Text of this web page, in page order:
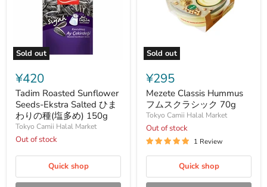
Sold out
Roasted
Sunflower
Seeds-
Ekstra
Salted
ひ
ま
わ
の
(塩
¥420
Tadim Roasted Sunflower
Seeds-Ekstra Salted ひま
わりの種(塩多め) 150g
Tokyo Camii Halal Market
Out of stock
Quick shop
Sold out
Classis
Hummus
フ
ム
ス
ク
ラ
シ
ク
¥295
Mezete Classis Hummus
フムスクラシック 70g
Tokyo Camii Halal Market
Out of stock
1 Review
Quick shop